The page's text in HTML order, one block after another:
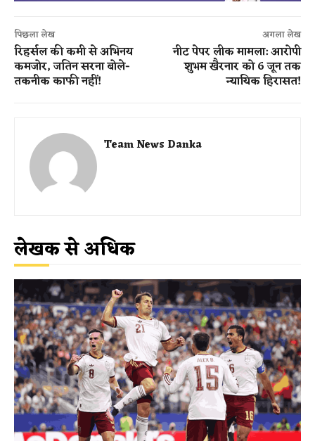
पिछला लेख
रिहर्सल की कमी से अभिनय
कमजोर, जतिन सरना बोले-
तकनीक काफी नहीं!
अगला लेख
नीट पेपर लीक मामला: आरोपी
शुभम खैरनार को 6 जून तक
न्यायिक हिरासत!
Team News Danka
लेखक से अधिक